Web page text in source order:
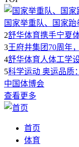
国家举重队、国家
2舒华体育携手宁夏
3王府井集团70周年
4舒华体育人体工学
5科学运动 奥运品质
中国体博会
查看更多
首页
体育